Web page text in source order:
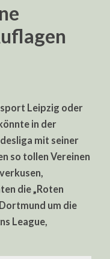
Leipzig oder
in der
mit seiner
so tollen Vereinen
die „Roten
um die
League,